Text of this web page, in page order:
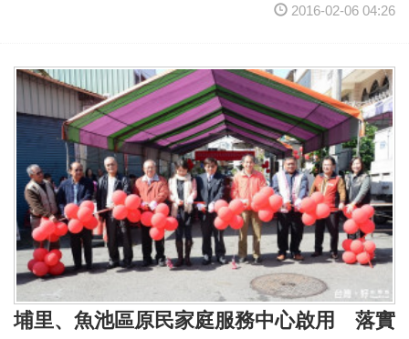
2016-02-06 04:26
埔里、魚池區原民家庭服務中心啟用 落實